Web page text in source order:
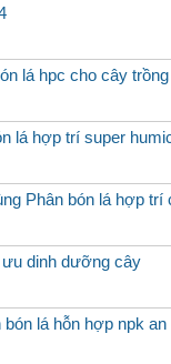
lá hpc cho cây trồng
lá hợp trí super
Phân bón lá hợp trí
ưu dinh dưỡng cây
lá hỗn hợp npk an